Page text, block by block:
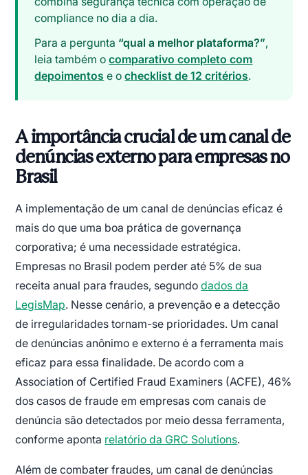
compliance no dia a dia.
Para a pergunta “qual a melhor plataforma?”,
leia também ocomparativo completo com
depoimentos e ochecklist de 12 critérios.
A importância crucial de um canal de
denúncias externo para empresas no
Brasil
A implementação de um canal de denúncias eficaz é
mais do que uma boa prática de governança
corporativa; é uma necessidade estratégica.
Empresas no Brasil podem perder até 5% de sua
receita anual para fraudes, segundodados da
LegisMap. Nesse cenário, a prevenção e a detecção
de irregularidades tornam-se prioridades. Um canal
de denúncias anônimo e externo é a ferramenta mais
eficaz para essa finalidade. De acordo com a
Association of Certified Fraud Examiners (ACFE), 46%
dos casos de fraude em empresas com canais de
denúncia são detectados por meio dessa ferramenta,
conforme aponta relatório da GRC Solutions.
Além de combater fraudes, um canal de denúncias